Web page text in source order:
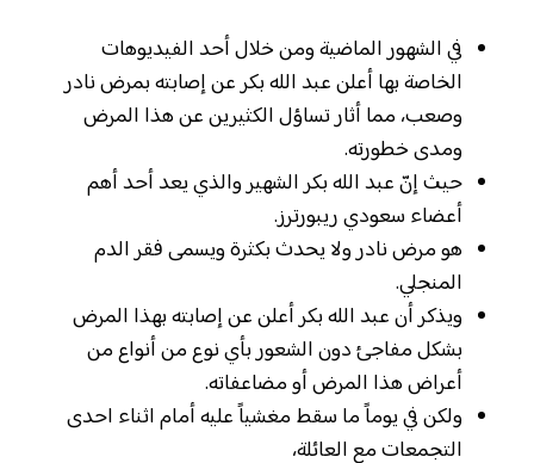
في الشهور الماضية ومن خلال أحد الفيديوهات
الخاصة بها أعلن عبد الله بكر عن إصابته بمرض نادر
وصعب، مما أثار تساؤل الكثيرين عن هذا المرض
ومدى خطورته.
حيث إنّ عبد الله بكر الشهير والذي يعد أحد أهم
أعضاء سعودي ريبورترز.
هو مرض نادر ولا يحدث بكثرة ويسمى فقر الدم
المنجلي.
ويذكر أن عبد الله بكر أعلن عن إصابته بهذا المرض
بشكل مفاجئ دون الشعور بأي نوع من أنواع من
أعراض هذا المرض أو مضاعفاته.
ولكن في يوماً ما سقط مغشياً عليه أمام اثناء احدى
التجمعات مع العائلة،